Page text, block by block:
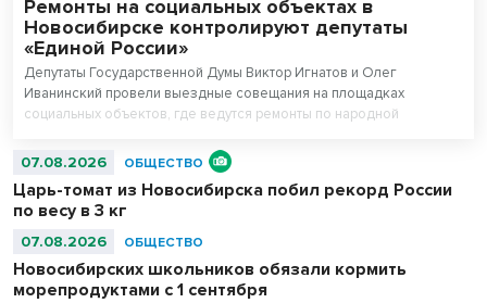
Ремонты на социальных объектах в
Новосибирске контролируют депутаты
«Единой России»
Депутаты Государственной Думы Виктор Игнатов и Олег
Иванинский провели выездные совещания на площадках
социальных объектов, где ведутся ремонты по народной
07.08.2026 ОБЩЕСТВО
Царь-томат из Новосибирска побил рекорд России
по весу в 3 кг
07.08.2026 ОБЩЕСТВО
Новосибирских школьников обязали кормить
морепродуктами с 1 сентября